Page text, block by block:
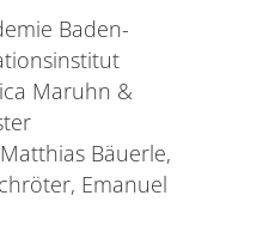
Baden-
Maruhn &
Bäuerle,
Emanuel